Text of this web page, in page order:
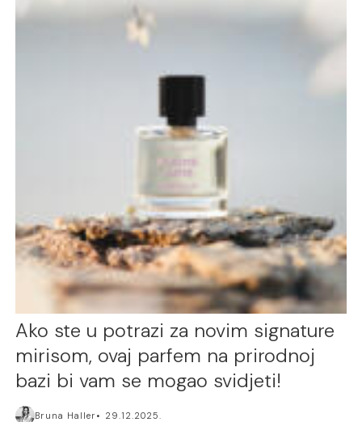
Ako ste u potrazi za novim signature
mirisom, ovaj parfem na prirodnoj
bazi bi vam se mogao svidjeti!
Bruna Haller 29.12.2025.